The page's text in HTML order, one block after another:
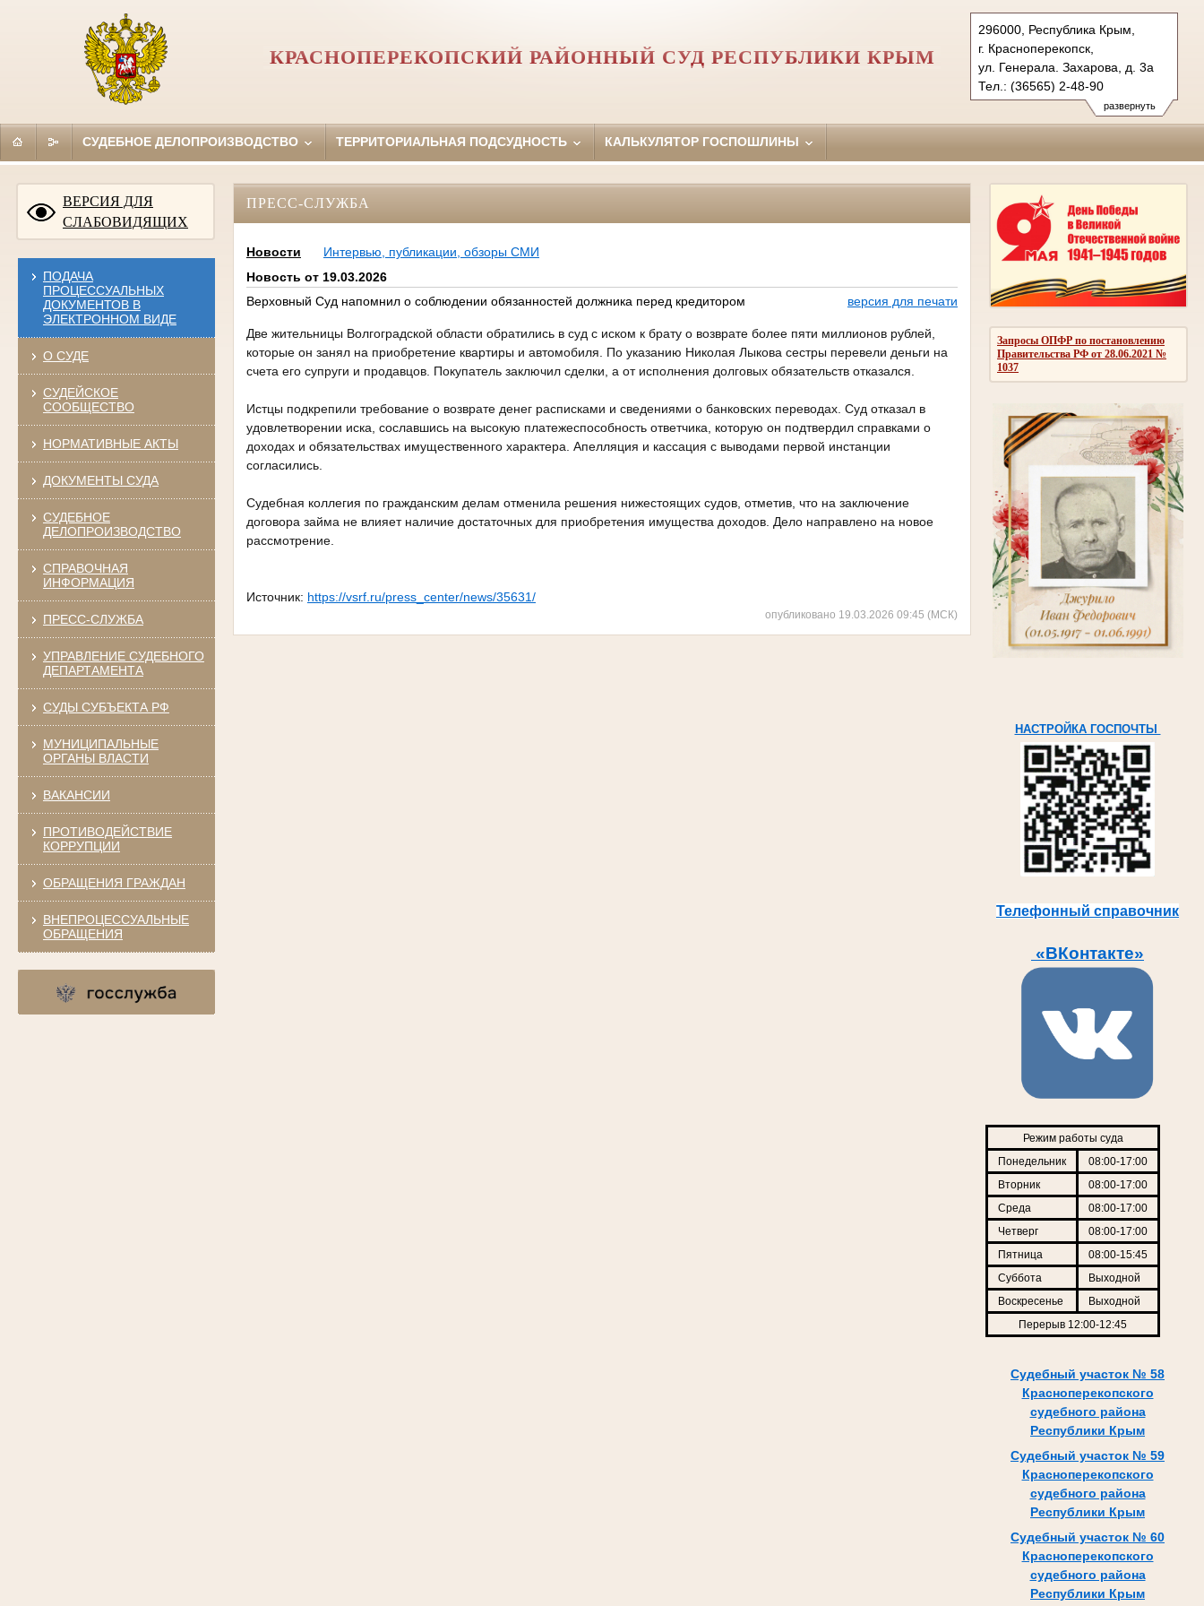
развернуть
296000, Республика Крым,
г. Красноперекопск,
ул. Генерала. Захарова, д. 3а
Тел.: (36565) 2-48-90
krasnoperekopskiy.krm@sudrf.ru
КРАСНОПЕРЕКОПСКИЙ РАЙОННЫЙ СУД РЕСПУБЛИКИ КРЫМ
СУДЕБНОЕ ДЕЛОПРОИЗВОДСТВО ТЕРРИТОРИАЛЬНАЯ ПОДСУДНОСТЬ КАЛЬКУЛЯТОР ГОСПОШЛИНЫ
ВЕРСИЯ ДЛЯ
СЛАБОВИДЯЩИХ
ПОДАЧА
ПРОЦЕССУАЛЬНЫХ
ДОКУМЕНТОВ В
ЭЛЕКТРОННОМ ВИДЕ
О СУДЕ
СУДЕЙСКОЕ
СООБЩЕСТВО
НОРМАТИВНЫЕ АКТЫ
ДОКУМЕНТЫ СУДА
СУДЕБНОЕ
ДЕЛОПРОИЗВОДСТВО
СПРАВОЧНАЯ
ИНФОРМАЦИЯ
ПРЕСС-СЛУЖБА
УПРАВЛЕНИЕ СУДЕБНОГО
ДЕПАРТАМЕНТА
СУДЫ СУБЪЕКТА РФ
МУНИЦИПАЛЬНЫЕ
ОРГАНЫ ВЛАСТИ
ВАКАНСИИ
ПРОТИВОДЕЙСТВИЕ
КОРРУПЦИИ
ОБРАЩЕНИЯ ГРАЖДАН
ВНЕПРОЦЕССУАЛЬНЫЕ
ОБРАЩЕНИЯ
Запросы ОПФР по постановлению
Правительства РФ от 28.06.2021 №
1037
НАСТРОЙКА ГОСПОЧТЫ
Телефонный справочник
«ВКонтакте»
Режим работы суда
Понедельник
08:00-17:00
Вторник
08:00-17:00
Среда
08:00-17:00
Четверг
08:00-17:00
Пятница
08:00-15:45
Суббота
Выходной
Воскресенье
Выходной
Перерыв 12:00-12:45
Судебный участок № 58
Красноперекопского
судебного района
Республики Крым
Судебный участок № 59
Красноперекопского
судебного района
Республики Крым
Судебный участок № 60
Красноперекопского
судебного района
Республики Крым
ПРЕСС-СЛУЖБА
Новости
Интервью, публикации, обзоры СМИ
Новость от 19.03.2026
Верховный Суд напомнил о соблюдении обязанностей должника перед кредитором
версия для печати
Две жительницы Волгоградской области обратились в суд с иском к брату о возврате более пяти миллионов рублей,
которые он занял на приобретение квартиры и автомобиля. По указанию Николая Лыкова сестры перевели деньги на
счета его супруги и продавцов. Покупатель заключил сделки, а от исполнения долговых обязательств отказался.
Истцы подкрепили требование о возврате денег расписками и сведениями о банковских переводах. Суд отказал в
удовлетворении иска, сославшись на высокую платежеспособность ответчика, которую он подтвердил справками о
доходах и обязательствах имущественного характера. Апелляция и кассация с выводами первой инстанции
согласились.
Судебная коллегия по гражданским делам отменила решения нижестоящих судов, отметив, что на заключение
договора займа не влияет наличие достаточных для приобретения имущества доходов. Дело направлено на новое
рассмотрение.
Источник: https://vsrf.ru/press_center/news/35631/
опубликовано 19.03.2026 09:45 (МСК)